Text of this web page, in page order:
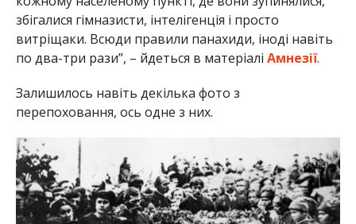
збігалися гімназисти, інтелігенція і просто
витріщаки. Всюди правили панахиди, іноді навіть
по два-три рази”, – йдеться в матеріалі Амнезії.
Залишилось навіть декілька фото з
перепоховання, ось одне з них.